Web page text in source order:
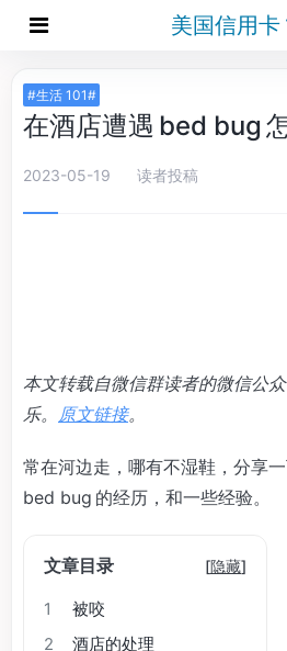
美国信用卡
#生活 101#
在酒店遭遇 bed bug
2023-05-19 读者投稿
本文转载自微信群读者的微信公
乐。 原文链接。
常在河边走，哪有不湿鞋，分享
bed bug 的经历，和一些经验。
文章目录 [隐藏]
1
被咬
2
酒店的处理